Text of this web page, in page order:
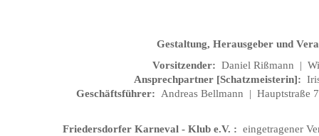
Gestaltung, Herausgeber und
Vorsitzender: Daniel Rißmann |
Ansprechpartner [Schatzmeisterin]:
Geschäftsführer: Andreas Bellmann | Hauptstraße
Friedersdorfer Karneval - Klub e.V. : eingetragener